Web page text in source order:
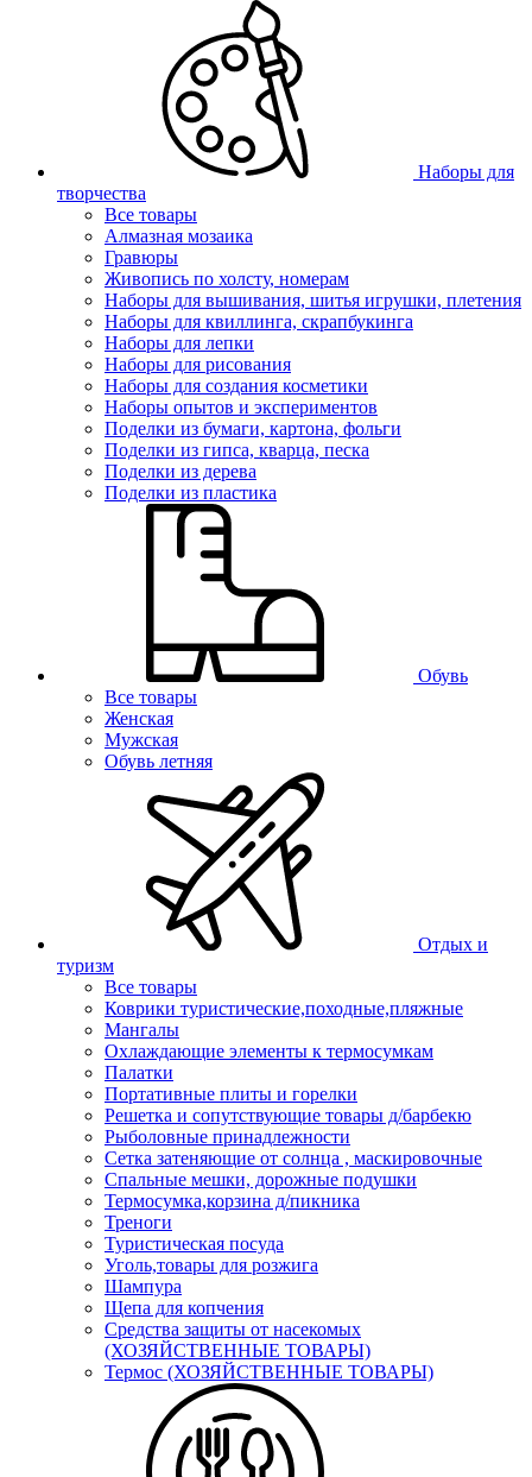
Наборы для
творчества
Все товары
Алмазная мозаика
Гравюры
Живопись по холсту, номерам
Наборы для вышивания, шитья игрушки, плетения
Наборы для квиллинга, скрапбукинга
Наборы для лепки
Наборы для рисования
Наборы для создания косметики
Наборы опытов и экспериментов
Поделки из бумаги, картона, фольги
Поделки из гипса, кварца, песка
Поделки из дерева
Поделки из пластика
Обувь
Все товары
Женская
Мужская
Обувь летняя
Отдых и
туризм
Все товары
Коврики туристические,походные,пляжные
Мангалы
Охлаждающие элементы к термосумкам
Палатки
Портативные плиты и горелки
Решетка и сопутствующие товары д/барбекю
Рыболовные принадлежности
Сетка затеняющие от солнца , маскировочные
Спальные мешки, дорожные подушки
Термосумка,корзина д/пикника
Треноги
Туристическая посуда
Уголь,товары для розжига
Шампура
Щепа для копчения
Средства защиты от насекомых
(ХОЗЯЙСТВЕННЫЕ ТОВАРЫ)
Термос (ХОЗЯЙСТВЕННЫЕ ТОВАРЫ)